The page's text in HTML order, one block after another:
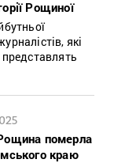
Рощиної
які
померла
краю